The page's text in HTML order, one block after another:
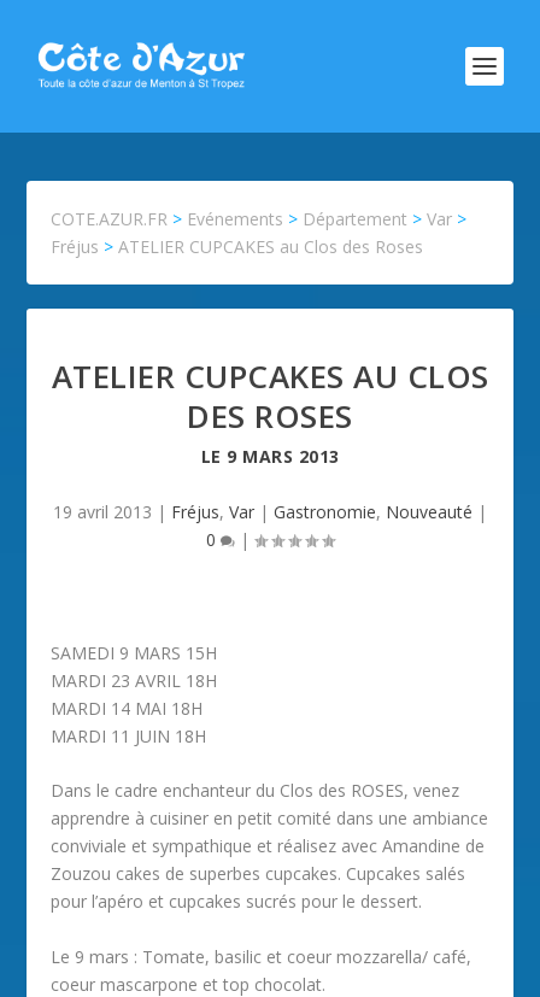
COTE.AZUR.FR > Evénements > Département >Var >
Fréjus >ATELIER CUPCAKES au Clos des Roses
ATELIER CUPCAKES AU CLOS
DES ROSES
LE 9 MARS 2013
19 avril 2013 | Fréjus, Var | Gastronomie, Nouveauté |
0
|
SAMEDI 9 MARS 15H
MARDI 23 AVRIL 18H
MARDI 14 MAI 18H
MARDI 11 JUIN 18H
Dans le cadre enchanteur du Clos des ROSES, venez
apprendre à cuisiner en petit comité dans une ambiance
conviviale et sympathique et réalisez avec Amandine de
Zouzou cakes de superbes cupcakes. Cupcakes salés
pour l’apéro et cupcakes sucrés pour le dessert.
Le 9 mars : Tomate, basilic et coeur mozzarella/ café,
coeur mascarpone et top chocolat.